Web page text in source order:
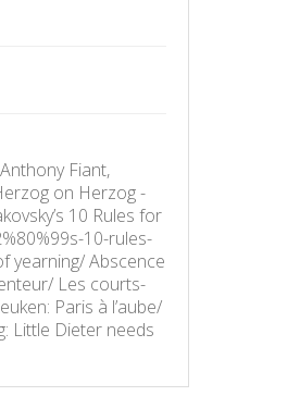
Fiant,
on Herzog -
10 Rules for
10-rules-
yearning/ Abscence
Les courts-
Paris à l’aube/
Little Dieter needs